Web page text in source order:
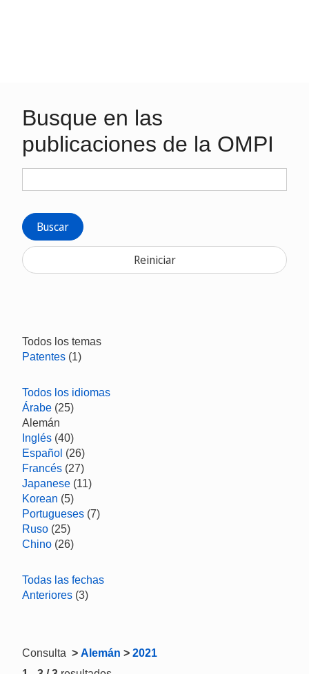
Busque en las
publicaciones de la OMPI
Buscar
Reiniciar
Todos los temas
Patentes (1)
Todos los idiomas
Árabe (25)
Alemán
Inglés (40)
Español (26)
Francés (27)
Japanese (11)
Korean (5)
Portugueses (7)
Ruso (25)
Chino (26)
Todas las fechas
Anteriores (3)
Consulta > Alemán > 2021